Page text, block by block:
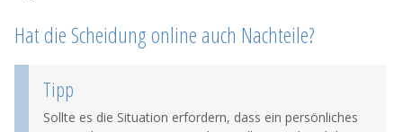
Hat die Scheidung online auch Nachteile?
Tipp
Sollte es die Situation erfordern, dass ein persönliches